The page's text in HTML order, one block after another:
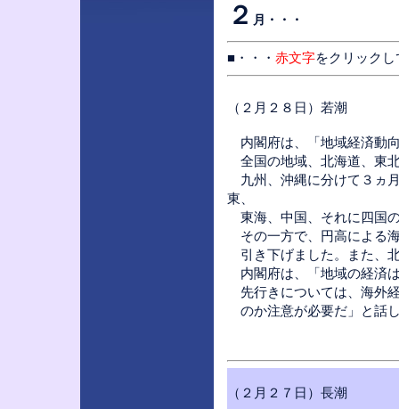
２ 月・・・
■・・・ 赤文字をクリック
（２月２８日）若潮
内閣府は、「地域経済動
全国の地域、北海道、東
九州、沖縄に分けて３ヵ
東、
東海、中国、それに四国
その一方で、円高による
引き下げました。また、
内閣府は、「地域の経済
先行きについては、海外
のか注意が必要だ」と話
（２月２７日）長潮